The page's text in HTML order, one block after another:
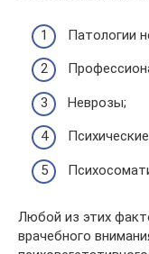
Патологии
Неврозы;
Любой из этих
врачебного